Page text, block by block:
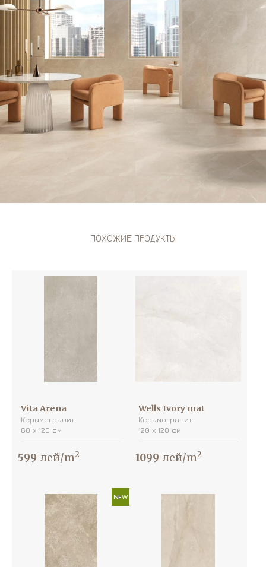
ПОХОЖИЕ ПРОДУКТЫ
Vita Arena
Керамогранит
60 х 120 см
599 лей/m2
Wells Ivory mat
Керамогранит
120 х 120 см
1099 лей/m2
NEW